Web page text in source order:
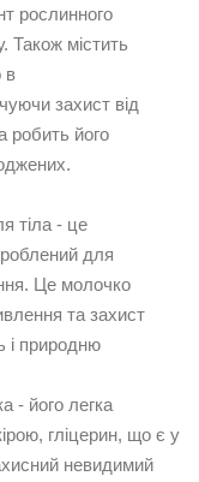
рослинного
Також містить
в
захист від
робить його
тіла - це
для
Це молочко
та захист
і природню
- його легка
гліцерин, що є у
невидимий